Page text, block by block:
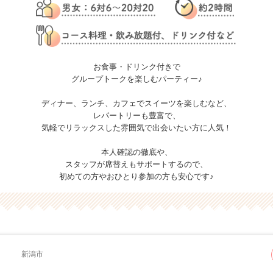
お食事・ドリンク付きで
グループトークを楽しむパーティー♪
ディナー、ランチ、カフェでスイーツを楽しむなど、
レパートリーも豊富で、
気軽でリラックスした雰囲気で出会いたい方に人気！
本人確認の徹底や、
スタッフが席替えもサポートするので、
初めての方やおひとり参加の方も安心です♪
新潟市